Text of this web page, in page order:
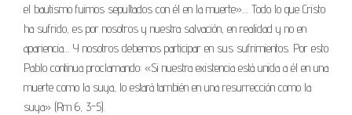
el bautismo fuimos sepultados con él en la muerte»… Todo lo que Cristo
ha sufrido, es por nosotros y nuestra salvación, en realidad y no en
apariencia… Y nosotros debemos participar en sus sufrimientos. Por esto
Pablo continua proclamando: «Si nuestra existencia está unida a él en una
muerte como la suya, lo estará también en una resurrección como la
suya» (Rm 6, 3-5).